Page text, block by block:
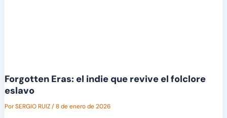
Forgotten Eras: el indie que revive el folclore
eslavo
PorSERGIO RUIZ/8 de enero de 2026